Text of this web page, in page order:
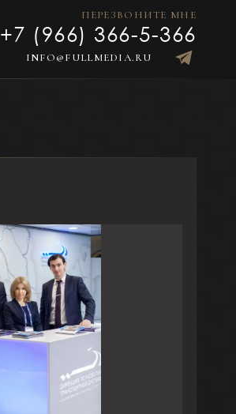
ПЕРЕЗВОНИТЕ МНЕ
+7 (966) 366-5-366
INFO@FULLMEDIA.RU